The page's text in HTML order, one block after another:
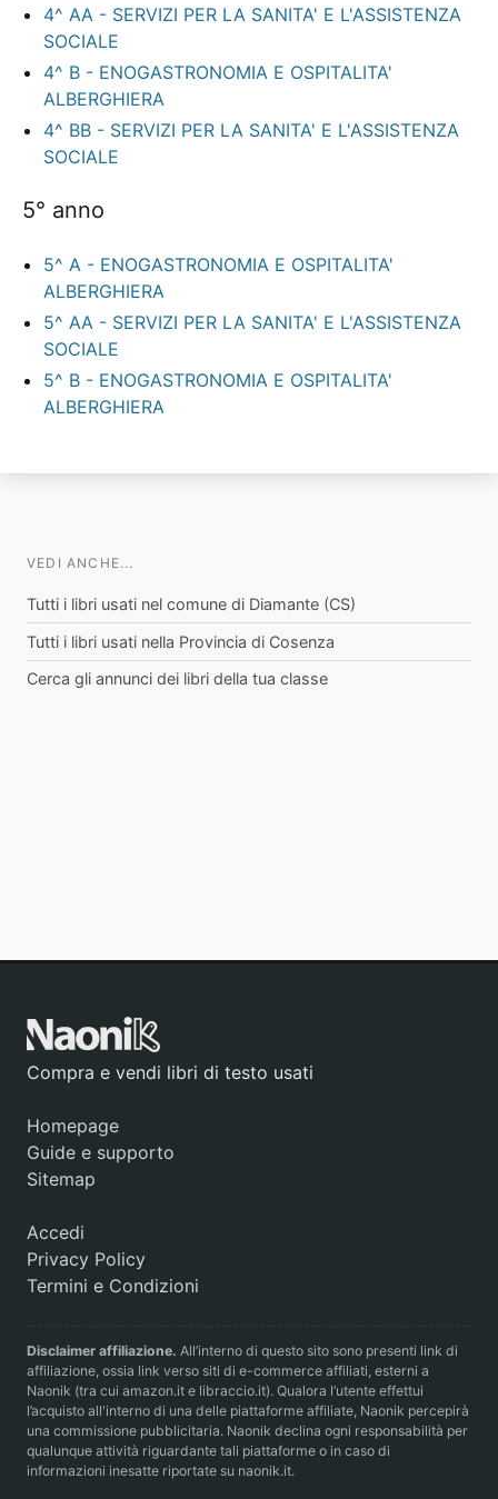
4^ AA - SERVIZI PER LA SANITA' E L'ASSISTENZA
SOCIALE
4^ B - ENOGASTRONOMIA E OSPITALITA'
ALBERGHIERA
4^ BB - SERVIZI PER LA SANITA' E L'ASSISTENZA
SOCIALE
5° anno
5^ A - ENOGASTRONOMIA E OSPITALITA'
ALBERGHIERA
5^ AA - SERVIZI PER LA SANITA' E L'ASSISTENZA
SOCIALE
5^ B - ENOGASTRONOMIA E OSPITALITA'
ALBERGHIERA
VEDI ANCHE...
Tutti i libri usati nel comune di Diamante (CS)
Tutti i libri usati nella Provincia di Cosenza
Cerca gli annunci dei libri della tua classe
Compra e vendi libri di testo usati
Homepage
Guide e supporto
Sitemap
Accedi
Privacy Policy
Termini e Condizioni